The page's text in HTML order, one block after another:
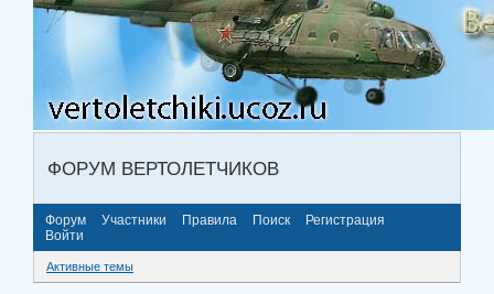
ФОРУМ ВЕРТОЛЕТЧИКОВ
Форум Участники Правила Поиск
Регистрация
Войти
Активные темы